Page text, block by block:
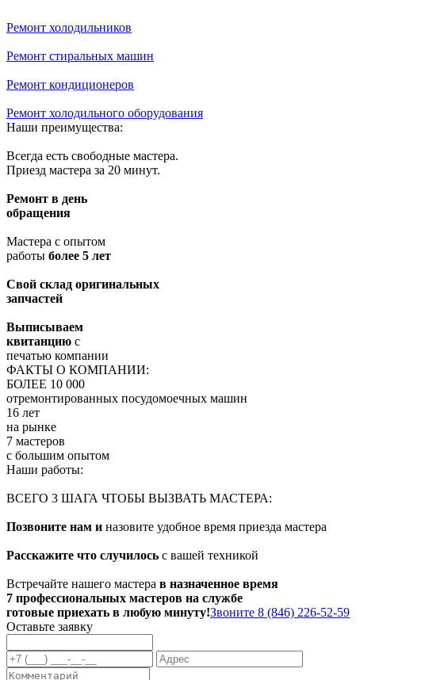
Ремонт холодильников
Ремонт стиральных машин
Ремонт кондиционеров
Ремонт холодильного оборудования
Наши преимущества:
Всегда есть свободные мастера.
Приезд мастера за 20 минут.
Ремонт в день
обращения
Мастера с опытом
работы более 5 лет
Свой склад оригинальных
запчастей
Выписываем
квитанцию с
печатью компании
ФАКТЫ О КОМПАНИИ:
БОЛЕЕ 10 000
отремонтированных посудомоечных машин
16 лет
на рынке
7 мастеров
с большим опытом
Наши работы:
ВСЕГО 3 ШАГА ЧТОБЫ ВЫЗВАТЬ МАСТЕРА:
Позвоните нам и назовите удобное время приезда мастера
Расскажите что случилось с вашей техникой
Встречайте нашего мастера в назначенное время
7 профессиональных мастеров на службе
готовые приехать в любую минуту!Звоните 8 (846) 226-52-59
Оставьте заявку